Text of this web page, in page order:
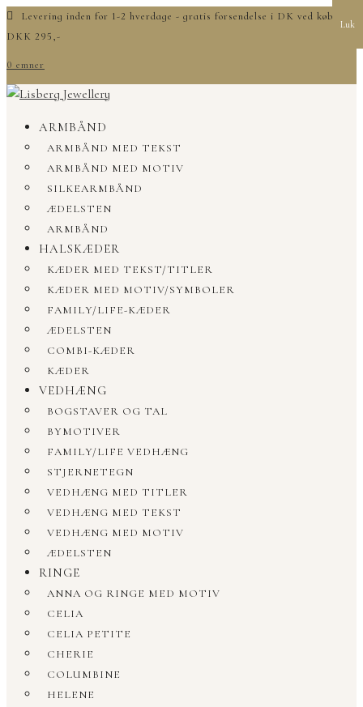
Levering inden for 1-2 hverdage - gratis forsendelse i DK ved køb over
DKK 295,-
0 emner
ARMBÅND
ARMBÅND MED TEKST
ARMBÅND MED MOTIV
SILKEARMBÅND
ÆDELSTEN
ARMBÅND
HALSKÆDER
KÆDER MED TEKST/TITLER
KÆDER MED MOTIV/SYMBOLER
FAMILY/LIFE-KÆDER
ÆDELSTEN
COMBI-KÆDER
KÆDER
VEDHÆNG
BOGSTAVER OG TAL
BYMOTIVER
FAMILY/LIFE VEDHÆNG
STJERNETEGN
VEDHÆNG MED TITLER
VEDHÆNG MED TEKST
VEDHÆNG MED MOTIV
ÆDELSTEN
RINGE
ANNA OG RINGE MED MOTIV
CELIA
CELIA PETITE
CHERIE
COLUMBINE
HELENE
Luk